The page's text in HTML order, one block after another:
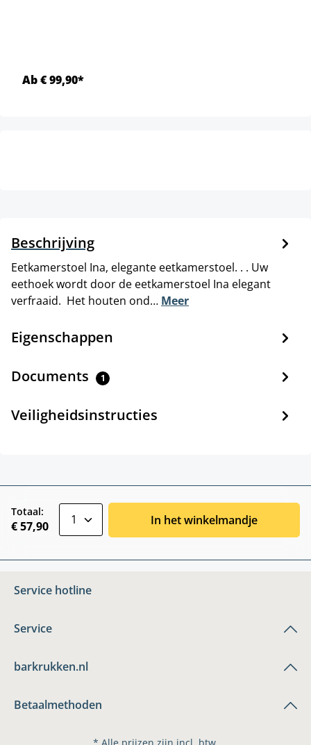
Ab € 99,90*
Beschrijving
Eetkamerstoel Ina, elegante eetkamerstoel. . . Uw
eethoek wordt door de eetkamerstoel Ina elegant
verfraaid. Het houten ond… Meer
Eigenschappen
Documents 1
Veiligheidsinstructies
Totaal:
€ 57,90 In het winkelmandje
Service hotline
Service
barkrukken.nl
Betaalmethoden